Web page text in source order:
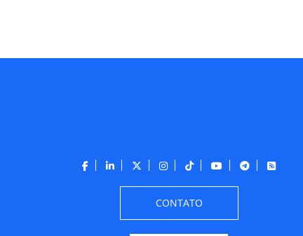
CONTATO